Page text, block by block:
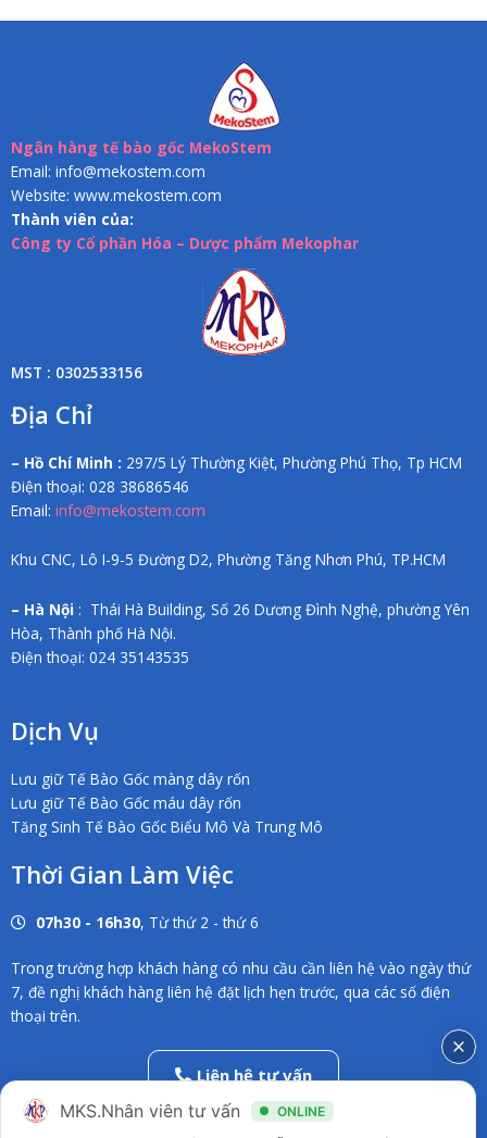
Ngân hàng tế bào gốc MekoStem
Email: info@mekostem.com
Website: www.mekostem.com
Thành viên của:
Công ty Cổ phần Hóa – Dược phẩm Mekophar
MST : 0302533156
Địa Chỉ
– Hồ Chí Minh : 297/5 Lý Thường Kiệt, Phường Phú Thọ, Tp HCM
Điện thoại: 028 38686546
Email: info@mekostem.com
Khu CNC, Lô I-9-5 Đường D2, Phường Tăng Nhơn Phú, TP.HCM
– Hà Nội : Thái Hà Building, Số 26 Dương Đình Nghệ, phường Yên
Hòa, Thành phố Hà Nội.
Điện thoại: 024 35143535
Dịch Vụ
Lưu giữ Tế Bào Gốc màng dây rốn
Lưu giữ Tế Bào Gốc máu dây rốn
Tăng Sinh Tế Bào Gốc Biểu Mô Và Trung Mô
Thời Gian Làm Việc
07h30 - 16h30, Từ thứ 2 - thứ 6
Trong trường hợp khách hàng có nhu cầu cần liên hệ vào ngày thứ
7, đề nghị khách hàng liên hệ đặt lịch hẹn trước, qua các số điện
thoại trên.
Liên hệ tư vấn
02838686546
MKS.Nhân viên tư vấn ONLINE